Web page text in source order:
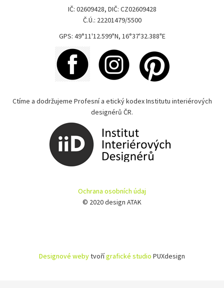
IČ: 02609428, DIČ: CZ02609428
Č.Ú.: 22201479/5500
GPS: 49°11'12.599"N, 16°37'32.388"E
Ctíme a dodržujeme Profesní a etický kodex Institutu interiérových
designérů ČR.
Ochrana osobních údaj
© 2020 design ATAK
Designové webytvořígrafické studio PUXdesign